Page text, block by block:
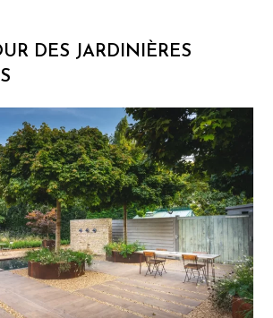
DES JARDINIÈRES